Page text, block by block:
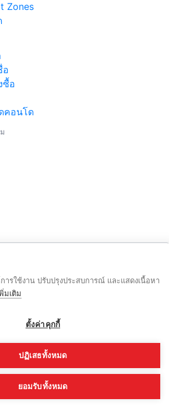
Zones
อ
ซื้อ
คอนโด
การใช้งาน ปรับปรุงประสบการณ์ และแสดงเนื้อหา
มเติม
ตั้งค่าคุกกี้
ปฏิเสธทั้งหมด
ยอมรับทั้งหมด